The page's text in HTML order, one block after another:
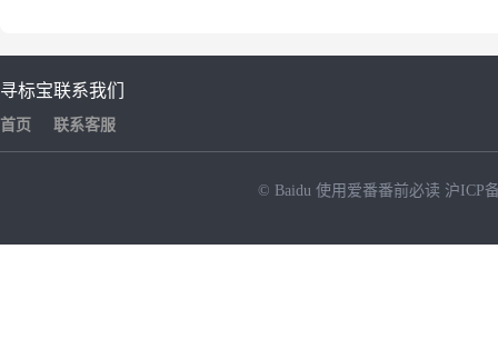
寻标宝
首页
联系我们
联系客服
© Baidu 使用爱番番前必读 沪ICP